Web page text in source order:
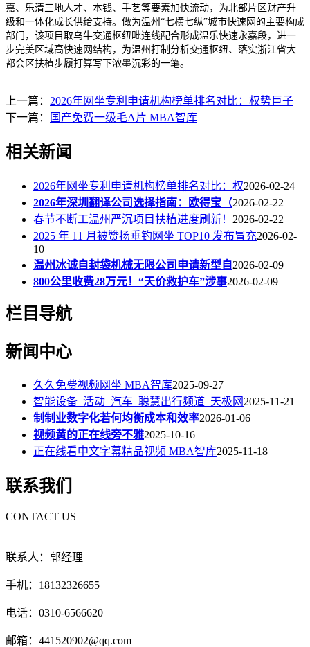
嘉、乐清三地人才、本钱、手艺等要素加快流动，为北部片区财产升
级和一体化成长供给支持。做为温州“七横七纵”城市快速网的主要构成
部门，该项目取乌牛交通枢纽毗连线配合形成温乐快速永嘉段，进一
步完美区域高快速网结构，为温州打制分析交通枢纽、落实浙江省大
都会区扶植步履打算写下浓墨沉彩的一笔。
上一篇： 2026年网坐专利申请机构榜单排名对比：权势巨子
下一篇：
国产免费一级毛A片 MBA智库
相关新闻
2026年网坐专利申请机构榜单排名对比：权2026-02-24
2026年深圳翻译公司选择指南：欧得宝（2026-02-22
春节不断工温州严沉项目扶植进度刷新！ 2026-02-22
2025 年 11 月被赞扬垂钓网坐 TOP10 发布冒充2026-02-
10
温州冰诚自封袋机械无限公司申请新型自2026-02-09
800公里收费28万元！“天价救护车”涉事2026-02-09
栏目导航
新闻中心
久久免费视频网坐 MBA智库2025-09-27
智能设备_活动_汽车_聪慧出行频道_天极网2025-11-21
制制业数字化若何均衡成本和效率2026-01-06
视频黄的正在线旁不雅2025-10-16
正在线看中文字幕精品视频 MBA智库2025-11-18
联系我们
CONTACT US
联系人：郭经理
手机：18132326655
电话：0310-6566620
邮箱：441520902@qq.com